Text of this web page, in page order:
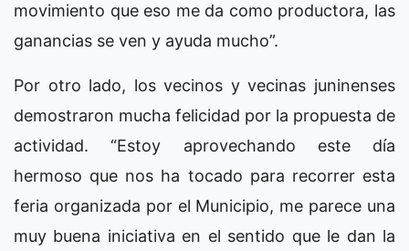
movimiento que eso me da como productora, las
ganancias se ven y ayuda mucho”.
Por otro lado, los vecinos y vecinas juninenses
demostraron mucha felicidad por la propuesta de
actividad. “Estoy aprovechando este día
hermoso que nos ha tocado para recorrer esta
feria organizada por el Municipio, me parece una
muy buena iniciativa en el sentido que le dan la